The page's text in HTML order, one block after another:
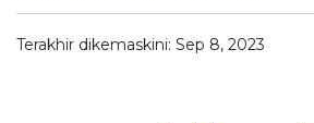
Terakhir dikemaskini: Sep 8, 2023